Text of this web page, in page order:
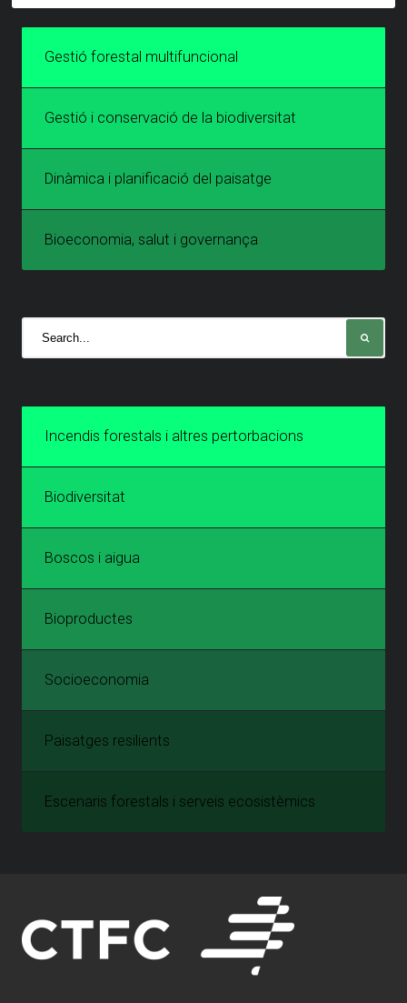
Gestió forestal multifuncional
Gestió i conservació de la biodiversitat
Dinàmica i planificació del paisatge
Bioeconomia, salut i governança
Incendis forestals i altres pertorbacions
Biodiversitat
Boscos i aigua
Bioproductes
Socioeconomia
Paisatges resilients
Escenaris forestals i serveis ecosistèmics